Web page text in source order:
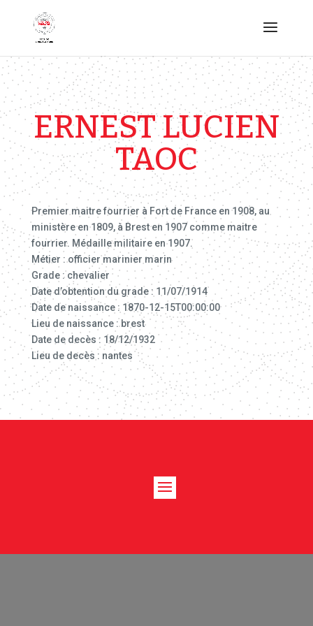
ERNEST LUCIEN
TAOC
Premier maitre fourrier à Fort de France en 1908, au
ministère en 1809, à Brest en 1907 comme maitre
fourrier. Médaille militaire en 1907.
Métier : officier marinier marin
Grade : chevalier
Date d’obtention du grade : 11/07/1914
Date de naissance : 1870-12-15T00:00:00
Lieu de naissance : brest
Date de decès : 18/12/1932
Lieu de decès : nantes